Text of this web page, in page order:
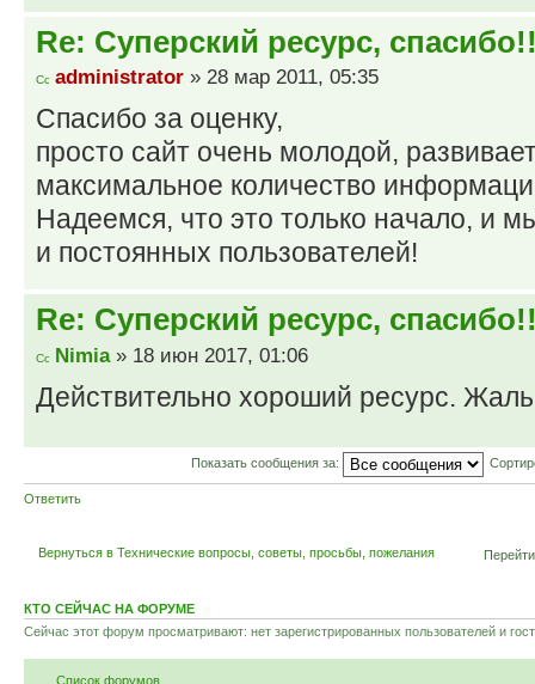
Re: Суперский ресурс,
administrator » 28 мар 2011, 05:35
Спасибо за оценку,
просто сайт очень молодой,
максимальное количество
Надеемся, что это только начало, и
и постоянных пользователей!
Re: Суперский ресурс,
Nimia» 18 июн 2017, 01:06
Действительно хороший ресурс.
Показать сообщения за:
Ответить
Вернуться в Технические вопросы, советы, просьбы, пожелания
КТО СЕЙЧАС НА ФОРУМЕ
Сейчас этот форум просматривают: нет зарегистрированных пользователей и
Список форумов